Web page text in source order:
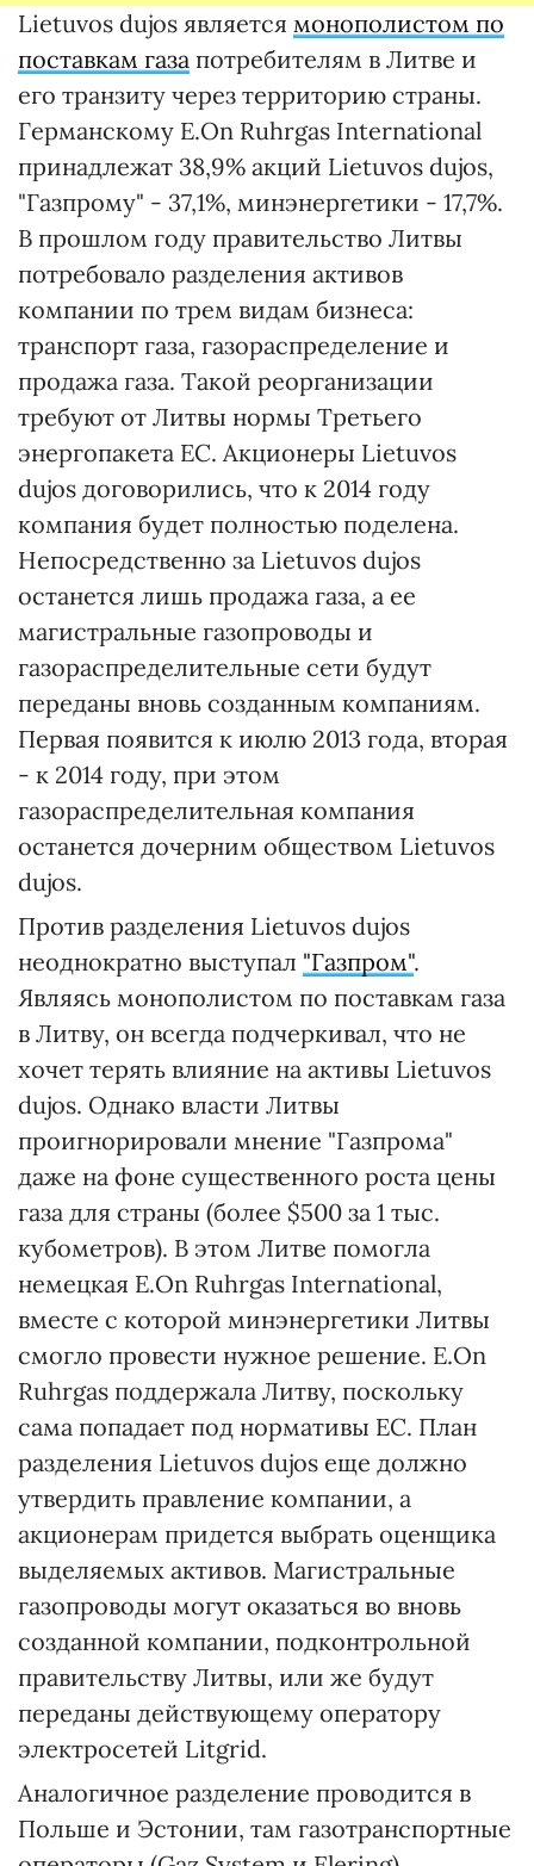
Lietuvos dujos является монополистом по
поставкам газа потребителям в Литве и
его транзиту через территорию страны.
Германскому E.On Ruhrgas International
принадлежат 38,9% акций Lietuvos dujos,
"Газпрому" - 37,1%, минэнергетики - 17,7%.
В прошлом году правительство Литвы
потребовало разделения активов
компании по трем видам бизнеса:
транспорт газа, газораспределение и
продажа газа. Такой реорганизации
требуют от Литвы нормы Третьего
энергопакета ЕС. Акционеры Lietuvos
dujos договорились, что к 2014 году
компания будет полностью поделена.
Непосредственно за Lietuvos dujos
останется лишь продажа газа, а ее
магистральные газопроводы и
газораспределительные сети будут
переданы вновь созданным компаниям.
Первая появится к июлю 2013 года, вторая
- к 2014 году, при этом
газораспределительная компания
останется дочерним обществом Lietuvos
dujos.
Против разделения Lietuvos dujos
неоднократно выступал "Газпром".
Являясь монополистом по поставкам газа
в Литву, он всегда подчеркивал, что не
хочет терять влияние на активы Lietuvos
dujos. Однако власти Литвы
проигнорировали мнение "Газпрома"
даже на фоне существенного роста цены
газа для страны (более $500 за 1 тыс.
кубометров). В этом Литве помогла
немецкая E.On Ruhrgas International,
вместе с которой минэнергетики Литвы
смогло провести нужное решение. E.On
Ruhrgas поддержала Литву, поскольку
сама попадает под нормативы ЕС. План
разделения Lietuvos dujos еще должно
утвердить правление компании, а
акционерам придется выбрать оценщика
выделяемых активов. Магистральные
газопроводы могут оказаться во вновь
созданной компании, подконтрольной
правительству Литвы, или же будут
переданы действующему оператору
электросетей Litgrid.
Аналогичное разделение проводится в
Польше и Эстонии, там газотранспортные